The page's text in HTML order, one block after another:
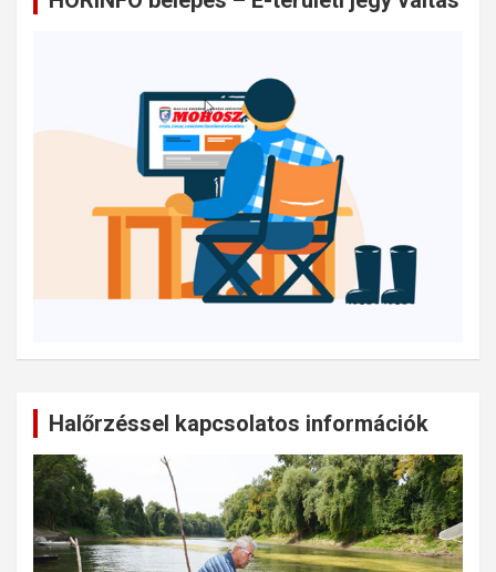
Halőrzéssel kapcsolatos információk